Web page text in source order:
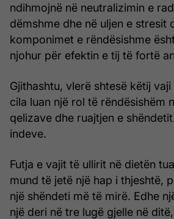
ndihmojnë në neutralizimin e
dëmshme dhe në uljen e stresit
komponimet e rëndësishme
njohur për efektin e tij të fortë
Gjithashtu, vlerë shtesë këtij
cila luan një rol të rëndësishëm
qelizave dhe ruajtjen e
indeve.
Futja e vajit të ullirit në dietën
mund të jetë një hap i thjeshtë,
një shëndeti më të mirë. Edhe
një deri në tre lugë gjelle në